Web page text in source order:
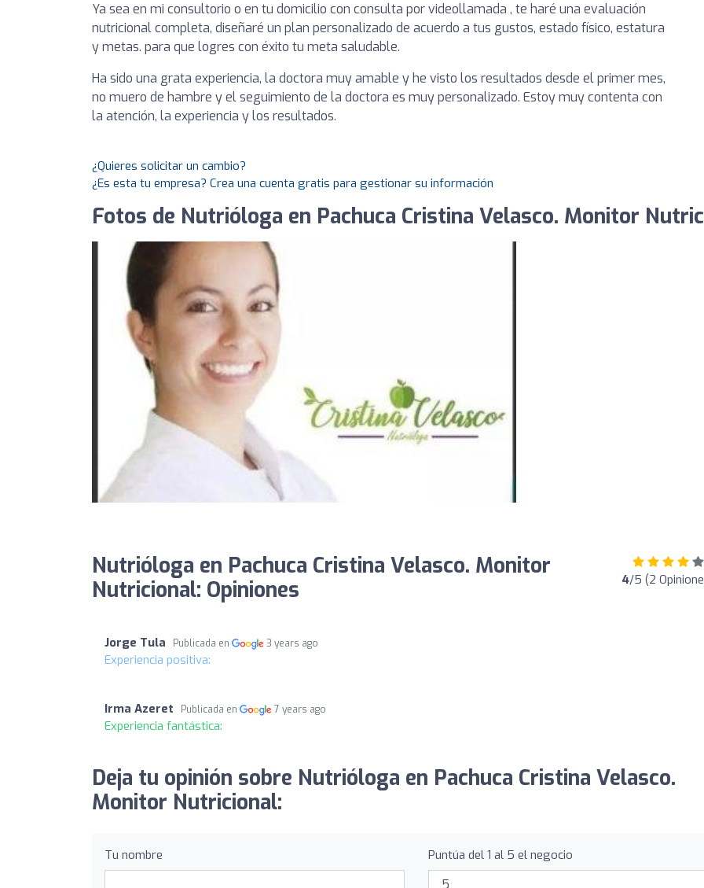
Ya sea en mi consultorio o en tu domicilio con consulta por videollamada , te haré una evaluación
nutricional completa, diseñaré un plan personalizado de acuerdo a tus gustos, estado físico, estatura
y metas. para que logres con éxito tu meta saludable.
Ha sido una grata experiencia, la doctora muy amable y he visto los resultados desde el primer mes,
no muero de hambre y el seguimiento de la doctora es muy personalizado. Estoy muy contenta con
la atención, la experiencia y los resultados.
¿Quieres solicitar un cambio?
¿Es esta tu empresa? Crea una cuenta gratis para gestionar su información
Fotos de Nutrióloga en Pachuca Cristina Velasco. Monitor
Nutrióloga en Pachuca Cristina Velasco. Monitor
Nutricional: Opiniones
4/5 (2
Jorge Tula Publicada en 3 years ago
Experiencia positiva:
Irma Azeret Publicada en 7 years ago
Experiencia fantástica:
Deja tu opinión sobre Nutrióloga en Pachuca Cristina Velasco.
Monitor Nutricional:
Tu nombre Puntúa del 1 al 5 el negocio